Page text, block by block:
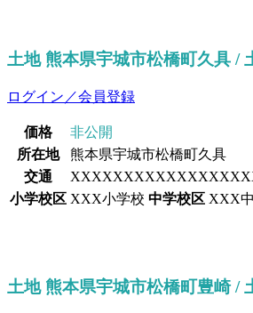
土地 熊本県宇城市松橋町久具 /
ログイン／会員登録
価格
非公開
所在地
熊本県宇城市松橋町久具
交通
小学校区 XXX小学校 中学校区 XXX
土地 熊本県宇城市松橋町豊崎 /